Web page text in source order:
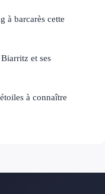
à barcarès cette
et ses
à connaître